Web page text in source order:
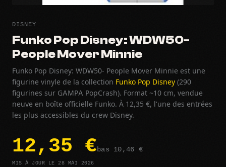
DISNEY
Funko Pop Disney: WDW50-
People Mover Minnie
Funko Pop Disney: WDW50- People Mover Minnie est une
figurine vinyle de la collection Funko Pop Disney (290
figurines sur GAMPA PopCrash). Format ~10 cm, vendue
neuve en boîte officielle Funko. À 12,35 €, l'une des entrées
les plus accessibles du crew Disney.
12,35 €bas 10,46 €
MIS À JOUR LE 28 MAI 2026